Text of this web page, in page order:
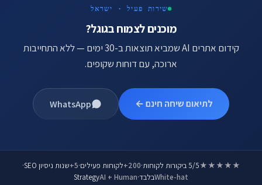
שירות פעיל · ישראל
מוכנים לצמוח בגוגל?
קידום אתרים AI שמביא תוצאות ב-30 ימים — ללא התחייבות
ארוכה, עם דוחות שקופים.
לתיאום שיחה חינם ← WhatsApp
★★★★★5/5 ביקורות לקוחות ·
200+ לקוחות פעילים·
5+ שנות ניסיון SEO
·
White-hatבלבד·
AI + Human
Strategy